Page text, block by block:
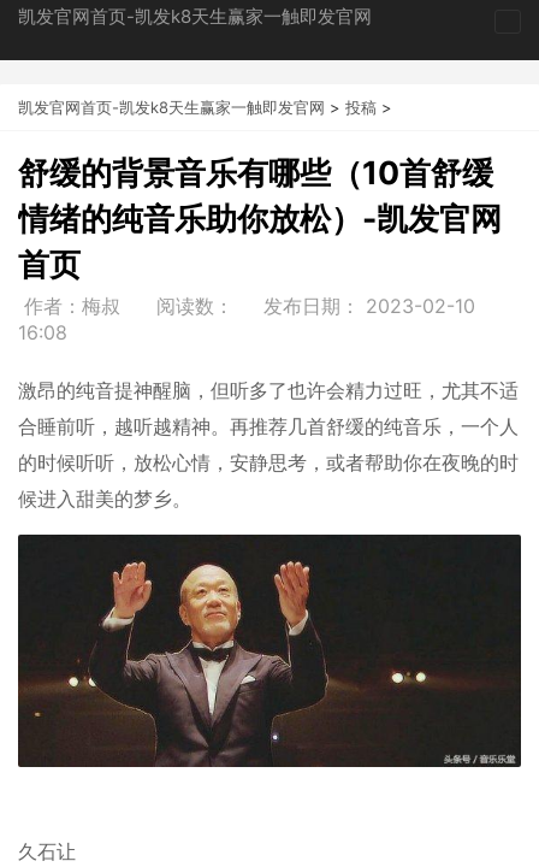
凯发官网首页-凯发k8天生赢家一触即发官网
凯发官网首页-凯发k8天生赢家一触即发官网 > 投稿 >
舒缓的背景音乐有哪些（10首舒缓
情绪的纯音乐助你放松）-凯发官网
首页
作者：梅叔 阅读数： 发布日期： 2023-02-10
16:08
激昂的纯音提神醒脑，但听多了也许会精力过旺，尤其不适
合睡前听，越听越精神。再推荐几首舒缓的纯音乐，一个人
的时候听听，放松心情，安静思考，或者帮助你在夜晚的时
候进入甜美的梦乡。
久石让